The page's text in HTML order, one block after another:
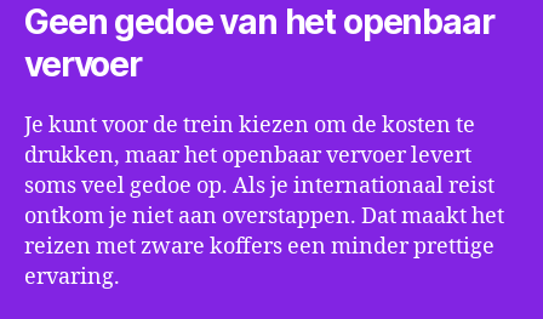
Geen gedoe van het openbaar
vervoer
Je kunt voor de trein kiezen om de kosten te
drukken, maar het openbaar vervoer levert
soms veel gedoe op. Als je internationaal reist
ontkom je niet aan overstappen. Dat maakt het
reizen met zware koffers een minder prettige
ervaring.